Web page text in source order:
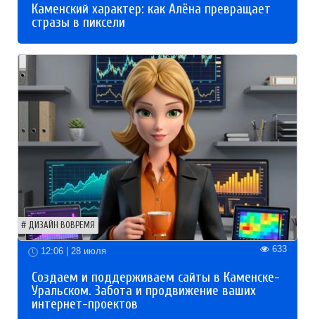
Каменский характер: как Алёна превращает
стразы в пиксели
ДИЗАЙН ВОВРЕМЯ
12:06 | 28 июля 633
Создаем и поддерживаем сайты в Каменске-
Уральском. Забота и продвижение ваших
интернет-проектов